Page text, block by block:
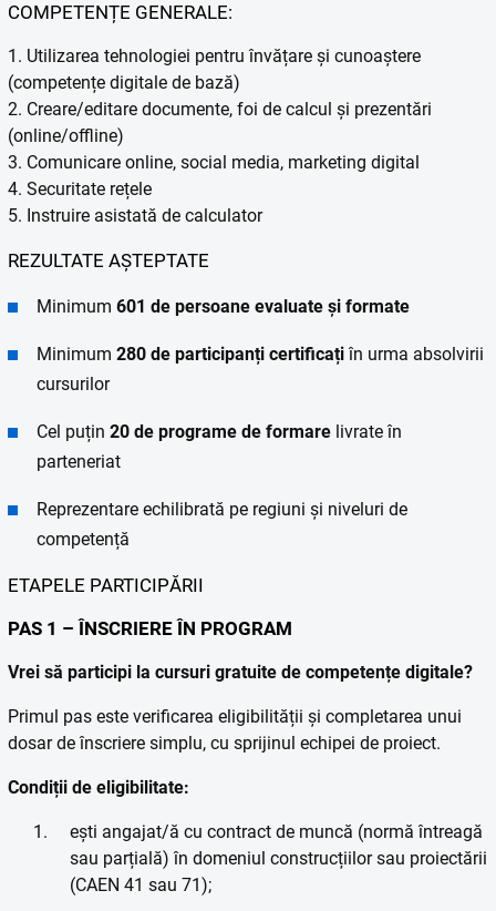
COMPETENȚE GENERALE:
1. Utilizarea tehnologiei pentru învățare și cunoaștere
(competențe digitale de bază)
2. Creare/editare documente, foi de calcul și prezentări
(online/offline)
3. Comunicare online, social media, marketing digital
4. Securitate rețele
5. Instruire asistată de calculator
REZULTATE AȘTEPTATE
Minimum 601 de persoane evaluate și formate
Minimum 280 de participanți certificațiîn urma absolvirii
cursurilor
Cel puțin 20 de programe de formare livrate în
parteneriat
Reprezentare echilibrată pe regiuni și niveluri de
competență
ETAPELE PARTICIPĂRII
PAS 1 – ÎNSCRIERE ÎN PROGRAM
Vrei să participi la cursuri gratuite de competențe digitale?
Primul pas este verificarea eligibilității și completarea unui
dosar de înscriere simplu, cu sprijinul echipei de proiect.
Condiții de eligibilitate:
ești angajat/ă cu contract de muncă (normă întreagă
sau parțială) în domeniul construcțiilor sau proiectării
(CAEN 41 sau 71);